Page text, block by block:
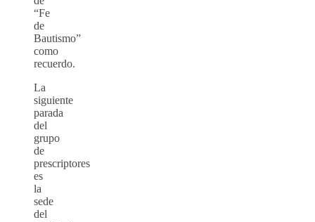
“Fe
de
Bautismo”
como
recuerdo.
La
siguiente
parada
del
grupo
de
prescriptores
es
la
sede
del